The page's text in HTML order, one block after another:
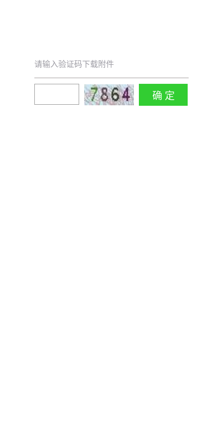
请输入验证码下载附件